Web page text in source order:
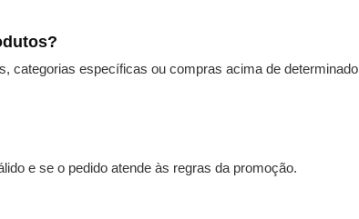
categorias específicas ou compras acima de determinado
e se o pedido atende às regras da promoção.